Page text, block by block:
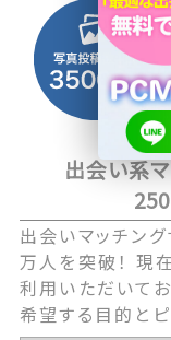
出会い系
出会いマッチン
万人を突破！ 現
利用いただいて
希望する目的と